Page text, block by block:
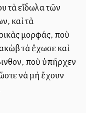
τὰ εἴδωλα τῶν
καὶ τὰ
μορφάς, ποὺ
τὰ ἔχωσε καὶ
ποὺ ὑπῆρχεν
νὰ μὴ ἔχουν